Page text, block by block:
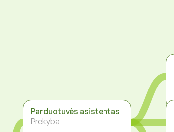
Parduotuvės asistentas
Prekyba